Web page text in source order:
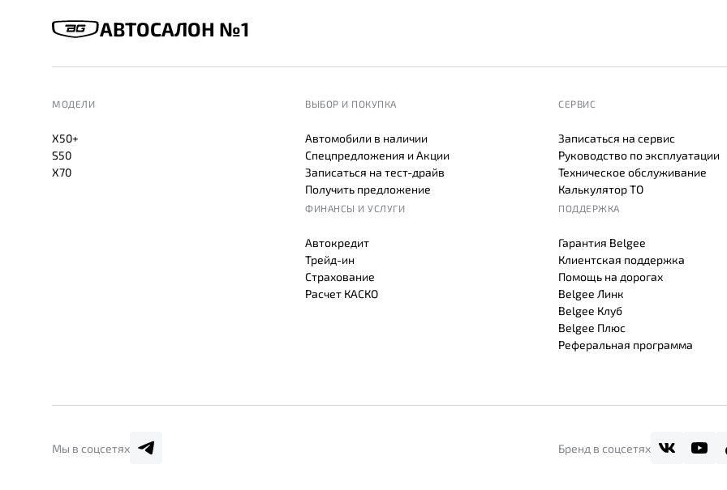
АВТОСАЛОН №1
МОДЕЛИ
X50+
S50
X70
ВЫБОР И ПОКУПКА
Автомобили в наличии
Спецпредложения и Акции
Записаться на тест-драйв
Получить предложение
ФИНАНСЫ И УСЛУГИ
Автокредит
Трейд-ин
Страхование
Расчет КАСКО
СЕРВИС
Записаться на сервис
Руководство по эксплуатации
Техническое обслуживание
Калькулятор ТО
ПОДДЕРЖКА
Гарантия Belgee
Клиентская поддержка
Помощь на дорогах
Belgee Линк
Belgee Клуб
Belgee Плюс
Реферальная программа
Мы в соцсетях Бренд в соцсетях